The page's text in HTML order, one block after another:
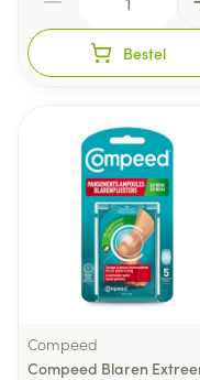
Bestel
Compeed
Compeed Blaren